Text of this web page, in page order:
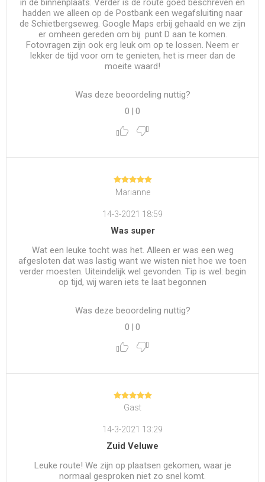
in de binnenplaats. Verder is de route goed beschreven en
hadden we alleen op de Postbank een wegafsluiting naar
de Schietbergseweg. Google Maps erbij gehaald en we zijn
er omheen gereden om bij punt D aan te komen.
Fotovragen zijn ook erg leuk om op te lossen. Neem er
lekker de tijd voor om te genieten, het is meer dan de
moeite waard!
Was deze beoordeling nuttig?
0
0
Marianne
14-3-2021 18:59
Was super
Wat een leuke tocht was het. Alleen er was een weg
afgesloten dat was lastig want we wisten niet hoe we toen
verder moesten. Uiteindelijk wel gevonden. Tip is wel: begin
op tijd, wij waren iets te laat begonnen
Was deze beoordeling nuttig?
0 | 0
Gast
14-3-2021 13:29
Zuid Veluwe
Leuke route! We zijn op plaatsen gekomen, waar je
normaal gesproken niet zo snel komt.